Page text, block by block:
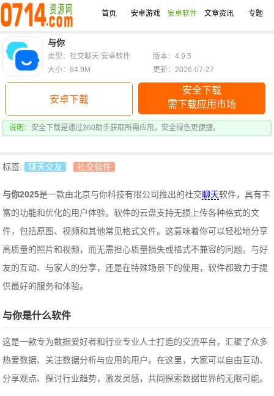
首页 安卓游戏 安卓软件 文章资讯 专题
与你
安卓下载
安全下载
需下载应用市场
说明： 安全下载是通过360助手获取所需应用，安全绿色更便捷。
类型：社交聊天 安卓软件
版本：4.9.5
大小：84.9M
更新：2026-07-27
标签: 聊天交友 社交软件
与你2025是一款由北京与你科技有限公司推出的社交聊天软件，具有丰
富的功能和优化的用户体验。软件的云盘支持无损上传各种格式的文
件，包括原图、视频和其他常见格式文件。这意味着你可以轻松地分享
高质量的照片和视频，而无需担心质量损失或格式不兼容的问题。与好
友的互动、与家人的分享，还是在特殊场景下的使用，软件都致力于提
供最好的服务和体验。
与你是什么软件
这是一款专为数据爱好者和行业专业人士打造的交流平台，汇聚了众多
热爱数据、关注数据分析与应用的用户。在这里，大家可以自由互动、
分享观点、探讨行业趋势，激发灵感，共同探索数据世界的无限可能。